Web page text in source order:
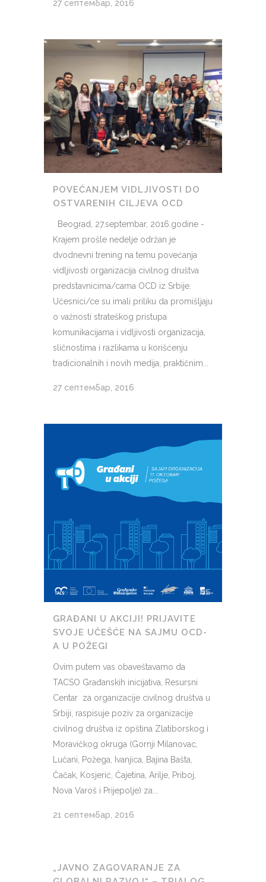
27 септембар, 2016
POVEĆANJEM VIDLJIVOSTI DO
OSTVARENIH CILJEVA OCD
Beograd, 27.septembar, 2016.godine -
Krajem prošle nedelje održan je
dvodnevni trening na temu povećanja
vidljivosti organizacija civilnog društva
predstavnicima/cama OCD iz Srbije.
Učesnici/ce su imali priliku da promišljaju
o važnosti strateškog pristupa
komunikacijama i vidljivosti organizacija,
sličnostima i razlikama u korišćenju
tradicionalnih i novih medija, praktičnim...
27 септембар, 2016
GRAĐANI U AKCIJI! PRIJAVITE
SVOJE UČEŠĆE NA SAJMU OCD-
A U POŽEGI
Ovim putem vas obaveštavamo da
TACSO Građanskih inicijativa, Resursni
Centar za organizacije civilnog društva u
Srbiji, raspisuje poziv za organizacije
civilnog društva iz opština Zlatiborskog i
Moravičkog okruga (Gornji Milanovac,
Lučani, Požega, Ivanjica, Bajina Bašta,
Čačak, Kosjerić, Čajetina, Arilje, Priboj,
Nova Varoš i Prijepolje) za...
21 септембар, 2016
„JAVNO ZAGOVARANJE ZA